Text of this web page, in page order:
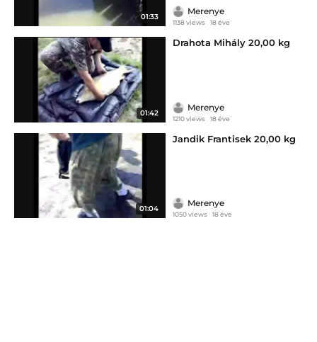
01:33
Merenye
1138 views 18 éve
01:42
Drahota Mihály 20,00 kg
Merenye
1210 views 18 éve
01:04
Jandik Frantisek 20,00 kg
Merenye
1050 views 18 éve